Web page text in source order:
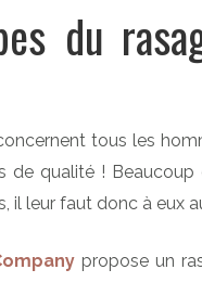
du
tous les
de qualité !
il leur faut donc à eux
propose un